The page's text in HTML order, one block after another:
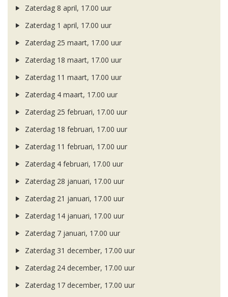
Zaterdag 8 april, 17.00 uur
Zaterdag 1 april, 17.00 uur
Zaterdag 25 maart, 17.00 uur
Zaterdag 18 maart, 17.00 uur
Zaterdag 11 maart, 17.00 uur
Zaterdag 4 maart, 17.00 uur
Zaterdag 25 februari, 17.00 uur
Zaterdag 18 februari, 17.00 uur
Zaterdag 11 februari, 17.00 uur
Zaterdag 4 februari, 17.00 uur
Zaterdag 28 januari, 17.00 uur
Zaterdag 21 januari, 17.00 uur
Zaterdag 14 januari, 17.00 uur
Zaterdag 7 januari, 17.00 uur
Zaterdag 31 december, 17.00 uur
Zaterdag 24 december, 17.00 uur
Zaterdag 17 december, 17.00 uur